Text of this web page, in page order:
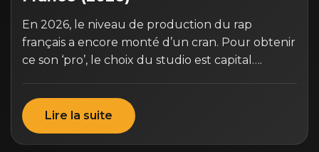
En 2026, le niveau de production du rap
français a encore monté d’un cran. Pour obtenir
ce son ‘pro’, le choix du studio est capital….
Lire la suite